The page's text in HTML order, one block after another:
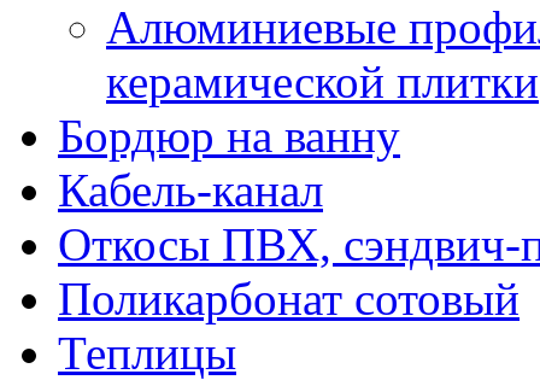
Алюминиевые
керамической плитки
Бордюр на ванну
Кабель-канал
Откосы ПВХ, сэндвич-
Поликарбонат сотовый
Теплицы